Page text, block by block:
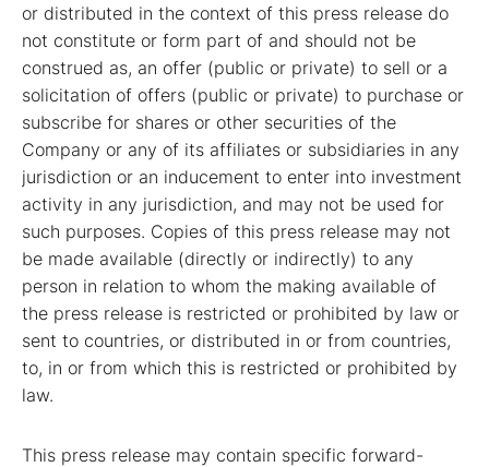
or distributed in the context of this press release do
not constitute or form part of and should not be
construed as, an offer (public or private) to sell or a
solicitation of offers (public or private) to purchase or
subscribe for shares or other securities of the
Company or any of its affiliates or subsidiaries in any
jurisdiction or an inducement to enter into investment
activity in any jurisdiction, and may not be used for
such purposes. Copies of this press release may not
be made available (directly or indirectly) to any
person in relation to whom the making available of
the press release is restricted or prohibited by law or
sent to countries, or distributed in or from countries,
to, in or from which this is restricted or prohibited by
law.
This press release may contain specific forward-